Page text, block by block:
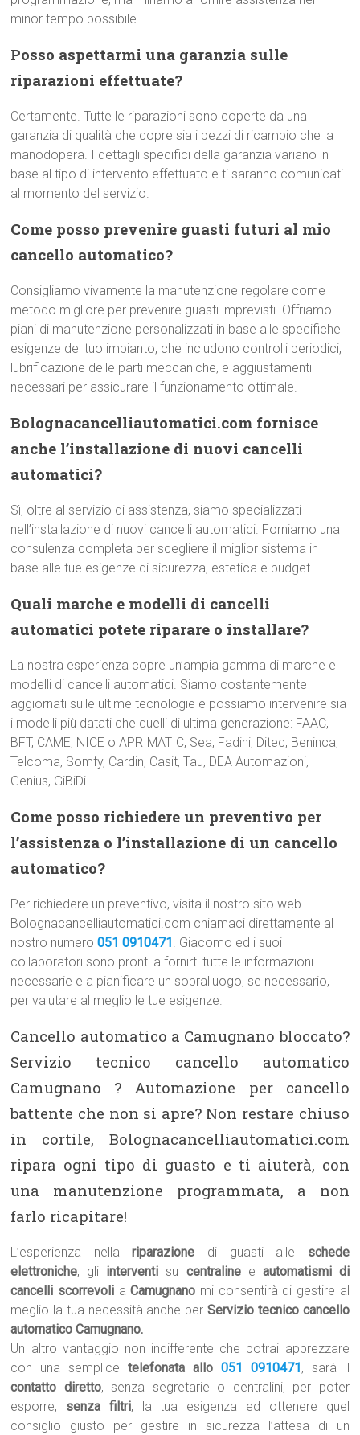
minor tempo possibile.
Posso aspettarmi una garanzia sulle
riparazioni effettuate?
Certamente. Tutte le riparazioni sono coperte da una
garanzia di qualità che copre sia i pezzi di ricambio che la
manodopera. I dettagli specifici della garanzia variano in
base al tipo di intervento effettuato e ti saranno comunicati
al momento del servizio.
Come posso prevenire guasti futuri al mio
cancello automatico?
Consigliamo vivamente la manutenzione regolare come
metodo migliore per prevenire guasti imprevisti. Offriamo
piani di manutenzione personalizzati in base alle specifiche
esigenze del tuo impianto, che includono controlli periodici,
lubrificazione delle parti meccaniche, e aggiustamenti
necessari per assicurare il funzionamento ottimale.
Bolognacancelliautomatici.com fornisce
anche l’installazione di nuovi cancelli
automatici?
Sì, oltre al servizio di assistenza, siamo specializzati
nell’installazione di nuovi cancelli automatici. Forniamo una
consulenza completa per scegliere il miglior sistema in
base alle tue esigenze di sicurezza, estetica e budget.
Quali marche e modelli di cancelli
automatici potete riparare o installare?
La nostra esperienza copre un’ampia gamma di marche e
modelli di cancelli automatici. Siamo costantemente
aggiornati sulle ultime tecnologie e possiamo intervenire sia
i modelli più datati che quelli di ultima generazione: FAAC,
BFT, CAME, NICE o APRIMATIC, Sea, Fadini, Ditec, Beninca,
Telcoma, Somfy, Cardin, Casit, Tau, DEA Automazioni,
Genius, GiBiDi.
Come posso richiedere un preventivo per
l’assistenza o l’installazione di un cancello
automatico?
Per richiedere un preventivo, visita il nostro sito web
Bolognacancelliautomatici.com chiamaci direttamente al
nostro numero051 0910471 . Giacomo ed i suoi
collaboratori sono pronti a fornirti tutte le informazioni
necessarie e a pianificare un sopralluogo, se necessario,
per valutare al meglio le tue esigenze.
Cancello automatico a Camugnano bloccato?
Servizio tecnico cancello automatico
Camugnano ? Automazione per cancello
battente che non si apre? Non restare chiuso
in cortile, Bolognacancelliautomatici.com
ripara ogni tipo di guasto e ti aiuterà, con
una manutenzione programmata, a non
farlo ricapitare!
L’esperienza nellariparazione di guasti alle schede
elettroniche, gli interventi su centralinee automatismi di
cancelli scorrevoli aCamugnano mi consentirà di gestire al
meglio la tua necessità anche perServizio tecnico cancello
automatico Camugnano.
Un altro vantaggio non indifferente che potrai apprezzare
con una semplicetelefonata allo 051 0910471 , sarà il
contatto diretto, senza segretarie o centralini, per poter
esporre, senza filtri, la tua esigenza ed ottenere quel
consiglio giusto per gestire in sicurezza l’attesa di un